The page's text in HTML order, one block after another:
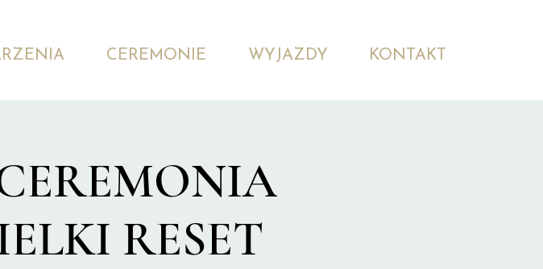
CEREMONIE WYJAZDY KONTAKT
RESET